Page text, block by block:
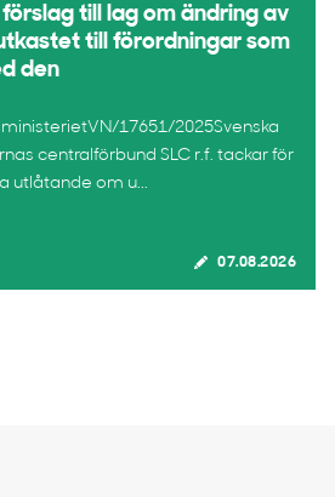
till lag om ändring av
till förordningar som
den
17651/2025Svenska
centralförbund SLC r.f. tackar för
utlåtande om u...
07.08.2026